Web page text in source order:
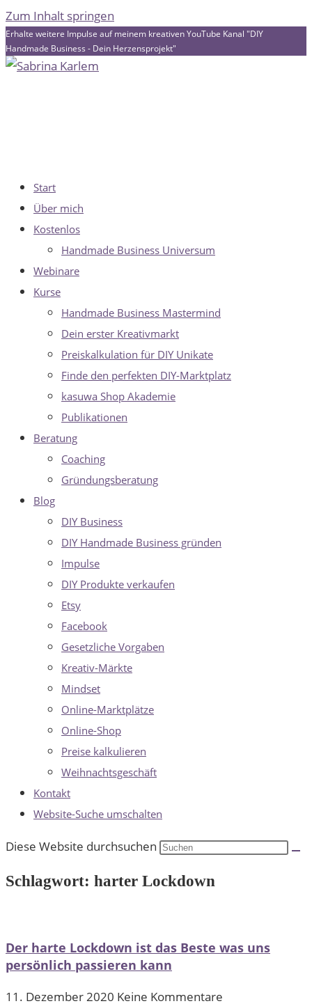
Zum Inhalt springen
Erhalte weitere Impulse auf meinem kreativen YouTube Kanal "DIY
Handmade Business - Dein Herzensprojekt"
Start
Über mich
Kostenlos
Handmade Business Universum
Webinare
Kurse
Handmade Business Mastermind
Dein erster Kreativmarkt
Preiskalkulation für DIY Unikate
Finde den perfekten DIY-Marktplatz
kasuwa Shop Akademie
Publikationen
Beratung
Coaching
Gründungsberatung
Blog
DIY Business
DIY Handmade Business gründen
Impulse
DIY Produkte verkaufen
Etsy
Facebook
Gesetzliche Vorgaben
Kreativ-Märkte
Mindset
Online-Marktplätze
Online-Shop
Preise kalkulieren
Weihnachtsgeschäft
Kontakt
Website-Suche umschalten
Diese Website durchsuchen
Schlagwort: harter Lockdown
Der harte Lockdown ist das Beste was uns
persönlich passieren kann
11. Dezember 2020 Keine Kommentare